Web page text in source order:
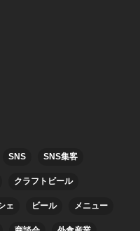
SNS SNS集客
クラフトビール
ェ ビール メニュー